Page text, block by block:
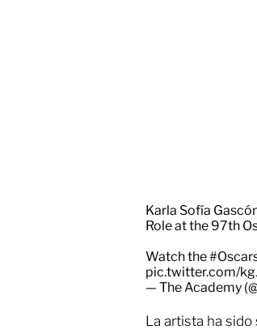
Karla Sofía
Role at the 97th
Watch the
pic.twitter.com/
— The Academy
La artista ha